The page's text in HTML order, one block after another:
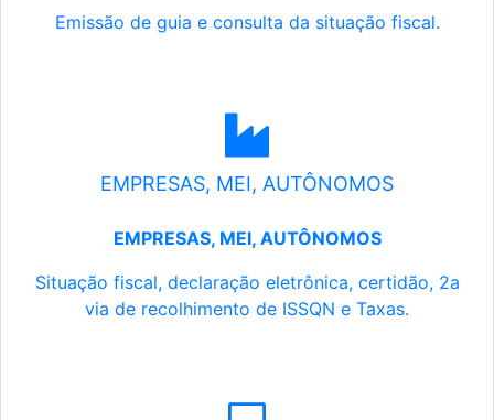
Emissão de guia e consulta da situação fiscal.
EMPRESAS, MEI, AUTÔNOMOS
EMPRESAS, MEI, AUTÔNOMOS
Situação fiscal, declaração eletrônica, certidão, 2a
via de recolhimento de ISSQN e Taxas.